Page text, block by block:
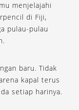
menjelajahi
di Fiji,
pulau-pulau
baru. Tidak
kapal terus
setiap harinya.